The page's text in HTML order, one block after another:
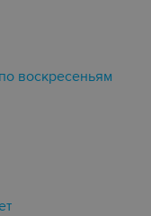
воскресеньям